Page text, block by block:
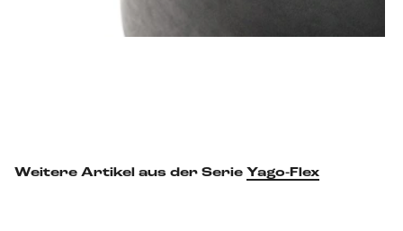
Weitere Artikel aus der Serie Yago-Flex